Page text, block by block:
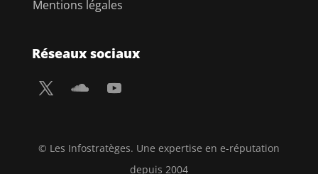
Mentions légales
Réseaux sociaux
© Les Infostratèges. Une expertise en e-réputation
depuis 2004